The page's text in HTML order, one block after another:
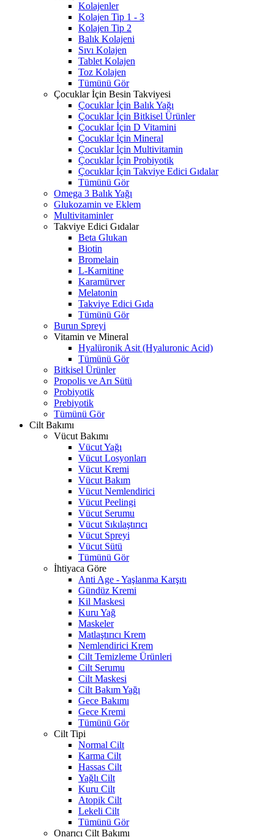
Kolajenler
Kolajen Tip 1 - 3
Kolajen Tip 2
Balık Kolajeni
Sıvı Kolajen
Tablet Kolajen
Toz Kolajen
Tümünü Gör
Çocuklar İçin Besin Takviyesi
Çocuklar İçin Balık Yağı
Çocuklar İçin Bitkisel Ürünler
Çocuklar İçin D Vitamini
Çocuklar İçin Mineral
Çocuklar İçin Multivitamin
Çocuklar İçin Probiyotik
Çocuklar İçin Takviye Edici Gıdalar
Tümünü Gör
Omega 3 Balık Yağı
Glukozamin ve Eklem
Multivitaminler
Takviye Edici Gıdalar
Beta Glukan
Biotin
Bromelain
L-Karnitine
Karamürver
Melatonin
Takviye Edici Gıda
Tümünü Gör
Burun Spreyi
Vitamin ve Mineral
Hyalüronik Asit (Hyaluronic Acid)
Tümünü Gör
Bitkisel Ürünler
Propolis ve Arı Sütü
Probiyotik
Prebiyotik
Tümünü Gör
Cilt Bakımı
Vücut Bakımı
Vücut Yağı
Vücut Losyonları
Vücut Kremi
Vücut Bakım
Vücut Nemlendirici
Vücut Peelingi
Vücut Serumu
Vücut Sıkılaştırıcı
Vücut Spreyi
Vücut Sütü
Tümünü Gör
İhtiyaca Göre
Anti Age - Yaşlanma Karşıtı
Gündüz Kremi
Kil Maskesi
Kuru Yağ
Maskeler
Matlaştırıcı Krem
Nemlendirici Krem
Cilt Temizleme Ürünleri
Cilt Serumu
Cilt Maskesi
Cilt Bakım Yağı
Gece Bakımı
Gece Kremi
Tümünü Gör
Cilt Tipi
Normal Cilt
Karma Cilt
Hassas Cilt
Yağlı Cilt
Kuru Cilt
Atopik Cilt
Lekeli Cilt
Tümünü Gör
Onarıcı Cilt Bakımı